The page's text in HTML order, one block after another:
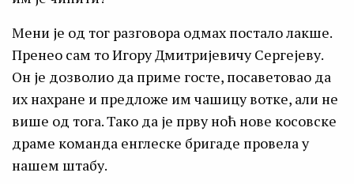
Мени је од тог разговора одмах постало лакше.
Пренео сам то Игору Дмитријевичу Сергејеву.
Он је дозволио да приме госте, посаветовао да
их нахране и предложе им чашицу вотке, али не
више од тога. Тако да је прву ноћ нове косовске
драме команда енглеске бригаде провела у
нашем штабу.